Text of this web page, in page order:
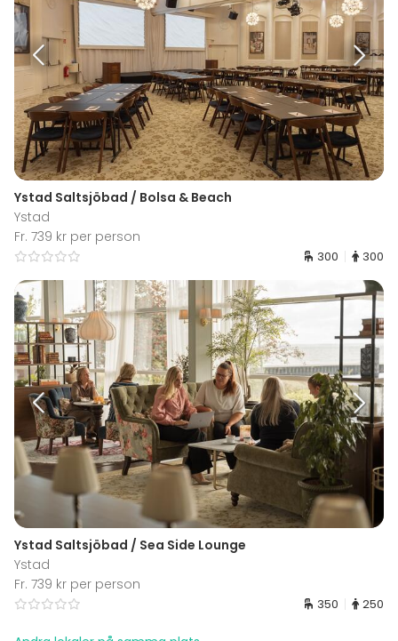
Ystad Saltsjöbad / Bolsa & Beach
Ystad
Fr. 739 kr per person
300 300
Ystad Saltsjöbad / Sea Side Lounge
Ystad
Fr. 739 kr per person
350 250